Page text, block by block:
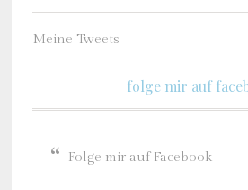
Meine Tweets
folge mir auf
Folge mir auf Facebook